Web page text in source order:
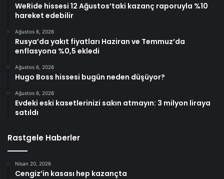
WeRide hissesi 12 Ağustos’taki kazanç raporuyla %10
hareket edebilir
Ağustos 6, 2026
Rusya’da yakıt fiyatları Haziran ve Temmuz’da
enflasyona %0,5 ekledi
Ağustos 6, 2026
Hugo Boss hissesi bugün neden düşüyor?
Ağustos 6, 2026
Evdeki eski kasetlerinizi sakın atmayın: 3 milyon liraya
satıldı
Rastgele Haberler
Nisan 20, 2026
Cengiz’in kasası hep kazançta